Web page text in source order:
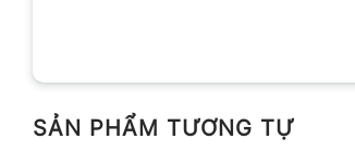
SẢN PHẨM TƯƠNG TỰ